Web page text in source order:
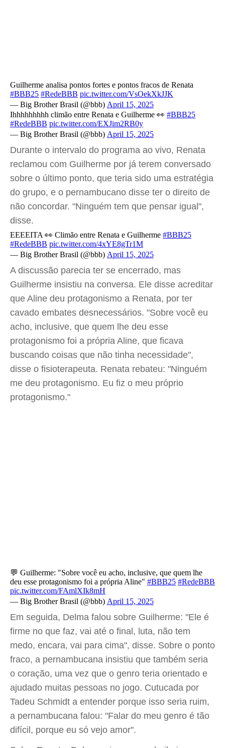
Guilherme analisa pontos fortes e pontos fracos de Renata
#BBB25 #RedeBBB pic.twitter.com/VsOekXkJJK
— Big Brother Brasil (@bbb) April 15, 2025
Ihhhhhhhhh climão entre Renata e Guilherme 👀 #BBB25
#RedeBBB pic.twitter.com/EXJim2RB0y
— Big Brother Brasil (@bbb) April 15, 2025
Durante o intervalo do programa ao vivo, Renata
reclamou com Guilherme por já terem conversado
sobre o último ponto, que teria sido uma estratégia
do grupo, e o pernambucano disse ter o direito de
não concordar. "Ninguém tem que pensar igual",
disse.
EEEEITA 👀 Climão entre Renata e Guilherme #BBB25
#RedeBBB pic.twitter.com/4xYE8gTr1M
— Big Brother Brasil (@bbb) April 15, 2025
A discussão parecia ter se encerrado, mas
Guilherme insistiu na conversa. Ele disse acreditar
que Aline deu protagonismo a Renata, por ter
cavado embates desnecessários. "Sobre você eu
acho, inclusive, que quem lhe deu esse
protagonismo foi a própria Aline, que ficava
buscando coisas que não tinha necessidade",
disse o fisioterapeuta. Renata rebateu: "Ninguém
me deu protagonismo. Eu fiz o meu próprio
protagonismo."
💬 Guilherme: "Sobre você eu acho, inclusive, que quem lhe
deu esse protagonismo foi a própria Aline" #BBB25 #RedeBBB
pic.twitter.com/FAmlXIk8mH
— Big Brother Brasil (@bbb) April 15, 2025
Em seguida, Delma falou sobre Guilherme: "Ele é
firme no que faz, vai até o final, luta, não tem
medo, encara, vai para cima", disse. Sobre o ponto
fraco, a pernambucana insistiu que também seria
o coração, uma vez que o genro teria orientado e
ajudado muitas pessoas no jogo. Cutucada por
Tadeu Schmidt a entender porque isso seria ruim,
a pernambucana falou: "Falar do meu genro é tão
difícil, porque eu só vejo amor".